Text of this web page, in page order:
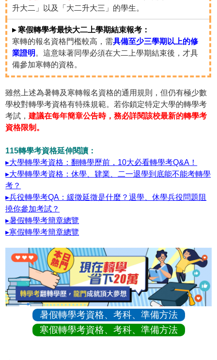
升大二」以及「大二升大三」的學生。
▸ 寒假轉學考最快大二上學期結束報考：
寒轉的報名資格門檻較高，需具備至少三學期以上的修
業證明。這意味著同學必須在大二上學期結束後，才具
備參加寒轉的資格。
雖然上述為暑轉及寒轉報名資格的通用規則，但仍有極少數
學校對轉學考資格有特殊規範。若你鎖定特定大學的轉學考
考試，建議在每年簡章公告時，務必詳閱該校最新的轉學考
資格限制。
115轉學考資格延伸閱讀：
▸大學轉學考資格：翻轉學歷前，10大必看轉學考Q&A！
▸大學轉學考資格：休學、肄業、二一退學到底能不能考轉學
考？
▸兵役轉學考QA：緩徵延徵是什麼？退學、休學兵役問題阻
撓你參加考試？
▸暑假轉學考簡章總覽
▸寒假轉學考簡章總覽
暑假轉學考資格、考科、準備方法
寒假轉學考資格、考科、準備方法